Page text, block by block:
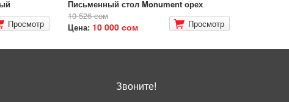
Просмотр
Письменный стол Monument орех
10 526 сом
Цена: 10 000 сом Просмотр
Звоните!